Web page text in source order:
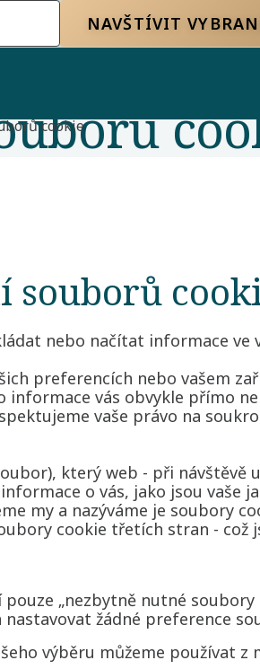
NAVŠTÍVIT
cookie
souborů
nebo načítat informace
preferencích nebo vašem
informace vás obvykle přímo
vaše právo na
který web - při návštěvě
o vás, jako jsou vaše
my a nazýváme je soubory
cookie třetích stran - což
„nezbytně nutné
žádné preference
výběru můžeme používat z